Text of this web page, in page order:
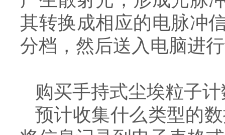
其转换成相应的电脉冲
分档，然后送入电脑进
购买手持式尘埃粒子
预计收集什么类型的